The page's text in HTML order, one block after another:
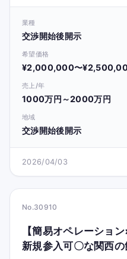
業種
交渉開始後開示
希望価格
¥2,000,000〜
売上/年
1000万円～2000万円
地域
交渉開始後開示
2026/04/03
No.30910
【簡易オペレーショ
新規参入可〇な関西